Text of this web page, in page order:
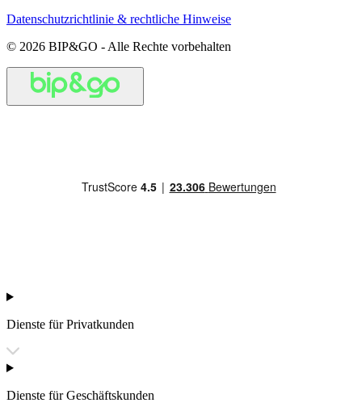
Datenschutzrichtlinie & rechtliche Hinweise
© 2026 BIP&GO - Alle Rechte vorbehalten
Dienste für Privatkunden
Dienste für Geschäftskunden